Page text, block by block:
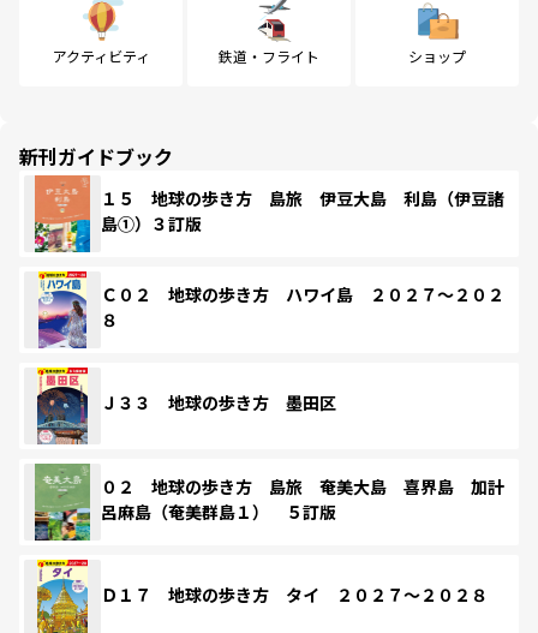
アクティビティ 鉄道・フライト ショップ
新刊ガイドブック
１５ 地球の歩き方 島旅 伊豆大島 利島（伊豆諸
島①）３訂版
Ｃ０２ 地球の歩き方 ハワイ島 ２０２７～２０２
８
Ｊ３３ 地球の歩き方 墨田区
０２ 地球の歩き方 島旅 奄美大島 喜界島 加計
呂麻島（奄美群島１） ５訂版
Ｄ１７ 地球の歩き方 タイ ２０２７～２０２８